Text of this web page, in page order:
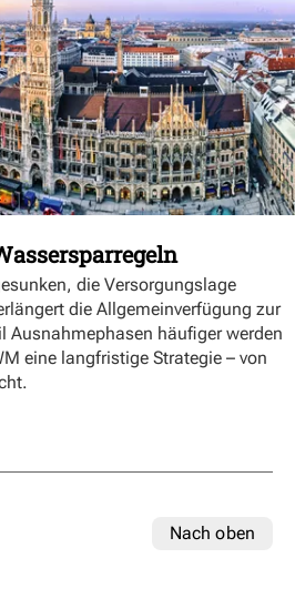
die Versorgungslage
die Allgemeinverfügung zur
Ausnahmephasen häufiger werden
eine langfristige Strategie – von
Nach oben